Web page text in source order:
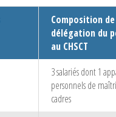
Composition
délégation du
au CHSCT
3 salariés dont 1
personnels de
cadres